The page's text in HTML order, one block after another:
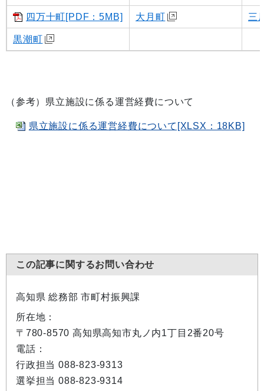
四万十町[PDF：5MB] 大月町 三
黒潮町
（参考）県立施設に係る運営経費について
県立施設に係る運営経費について[XLSX：18KB]
この記事に関するお問い合わせ
高知県 総務部 市町村振興課
所在地：
〒780-8570 高知県高知市丸ノ内1丁目2番20号
電話：
行政担当 088-823-9313
選挙担当 088-823-9314